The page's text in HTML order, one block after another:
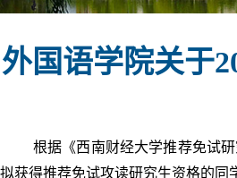
外国语学院关于
根据《西南财经大学推荐免试
拟获得推荐免试攻读研究生资格的同